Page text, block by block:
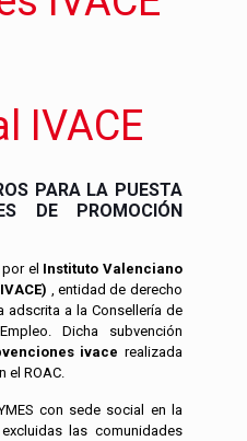
IVACE
PARA LA PUESTA
DE PROMOCIÓN
el Instituto Valenciano
, entidad de derecho
adscrita a la Consellería de
Dicha subvención
ivace realizada
ROAC.
con sede social en la
las comunidades